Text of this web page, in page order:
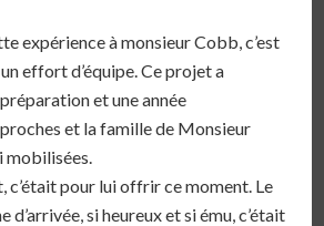
expérience à monsieur Cobb, c’est
effort d’équipe. Ce projet a
et une année
et la famille de Monsieur
mobilisées.
c’était pour lui offrir ce moment. Le
si heureux et si ému, c’était